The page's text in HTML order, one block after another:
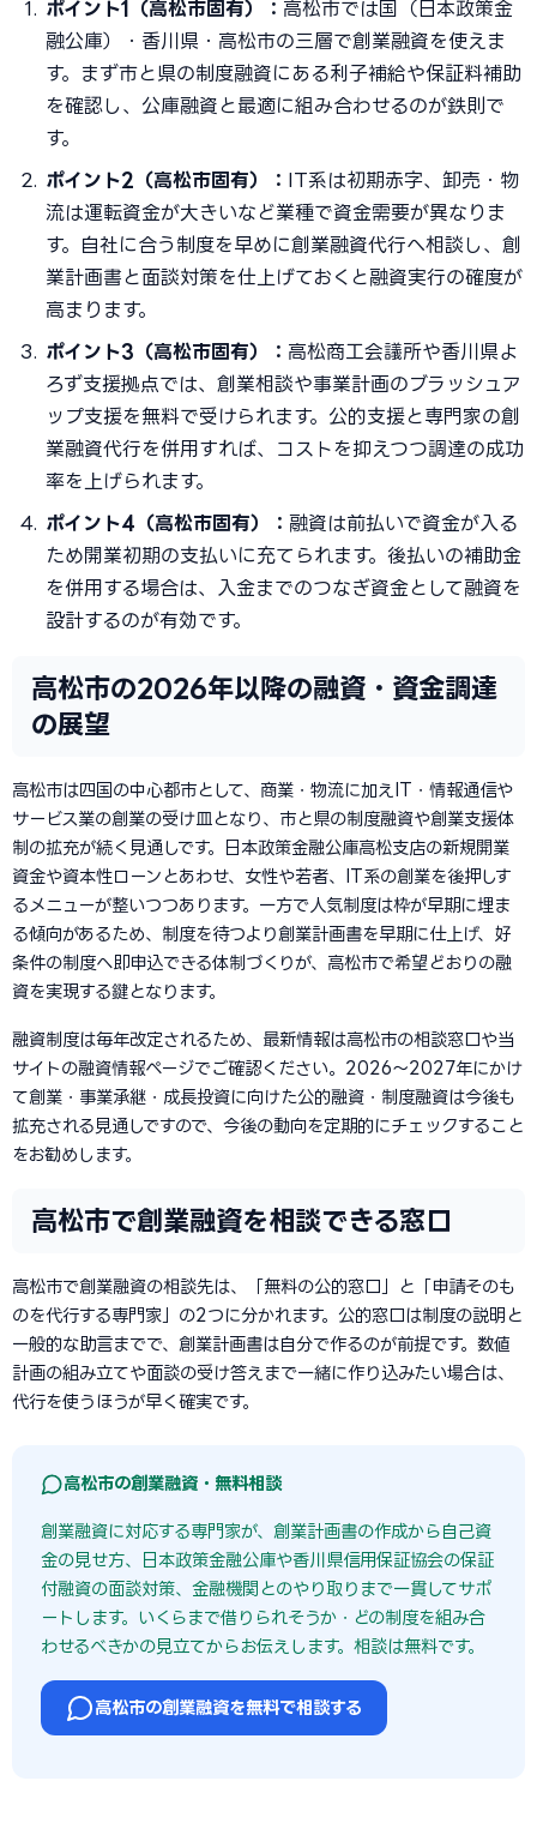
ポイント1（高松市固有）： 高松市では国（日本政策金
融公庫）・香川県・高松市の三層で創業融資を使えま
す。まず市と県の制度融資にある利子補給や保証料補助
を確認し、公庫融資と最適に組み合わせるのが鉄則で
す。
ポイント2（高松市固有）： IT系は初期赤字、卸売・物
流は運転資金が大きいなど業種で資金需要が異なりま
す。自社に合う制度を早めに創業融資代行へ相談し、創
業計画書と面談対策を仕上げておくと融資実行の確度が
高まります。
ポイント3（高松市固有）： 高松商工会議所や香川県よ
ろず支援拠点では、創業相談や事業計画のブラッシュア
ップ支援を無料で受けられます。公的支援と専門家の創
業融資代行を併用すれば、コストを抑えつつ調達の成功
率を上げられます。
ポイント4（高松市固有）： 融資は前払いで資金が入る
ため開業初期の支払いに充てられます。後払いの補助金
を併用する場合は、入金までのつなぎ資金として融資を
設計するのが有効です。
高松市の2026年以降の融資・資金調達
の展望
高松市は四国の中心都市として、商業・物流に加えIT・情報通信や
サービス業の創業の受け皿となり、市と県の制度融資や創業支援体
制の拡充が続く見通しです。日本政策金融公庫高松支店の新規開業
資金や資本性ローンとあわせ、女性や若者、IT系の創業を後押しす
るメニューが整いつつあります。一方で人気制度は枠が早期に埋ま
る傾向があるため、制度を待つより創業計画書を早期に仕上げ、好
条件の制度へ即申込できる体制づくりが、高松市で希望どおりの融
資を実現する鍵となります。
融資制度は毎年改定されるため、最新情報は高松市の相談窓口や当
サイトの融資情報ページでご確認ください。2026〜2027年にかけ
て創業・事業承継・成長投資に向けた公的融資・制度融資は今後も
拡充される見通しですので、今後の動向を定期的にチェックすること
をお勧めします。
高松市で創業融資を相談できる窓口
高松市で創業融資の相談先は、「無料の公的窓口」と「申請そのも
のを代行する専門家」の2つに分かれます。公的窓口は制度の説明と
一般的な助言までで、創業計画書は自分で作るのが前提です。数値
計画の組み立てや面談の受け答えまで一緒に作り込みたい場合は、
代行を使うほうが早く確実です。
高松市の創業融資・無料相談
創業融資に対応する専門家が、創業計画書の作成から自己資
金の見せ方、日本政策金融公庫や香川県信用保証協会の保証
付融資の面談対策、金融機関とのやり取りまで一貫してサポ
ートします。いくらまで借りられそうか・どの制度を組み合
わせるべきかの見立てからお伝えします。相談は無料です。
高松市の創業融資を無料で相談する